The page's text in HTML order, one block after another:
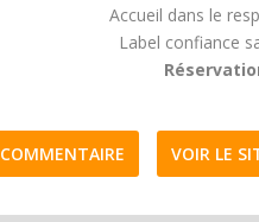
Accueil dans le
Label confiance
COMMENTAIRE VOIR LE